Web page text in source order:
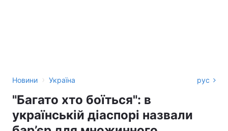
Новини › Україна рус
"Багато хто боїться": в
українській діаспорі назвали